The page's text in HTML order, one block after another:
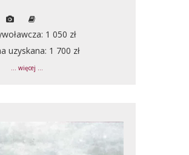
1 050 zł
uzyskana: 1 700 zł
... więcej ...